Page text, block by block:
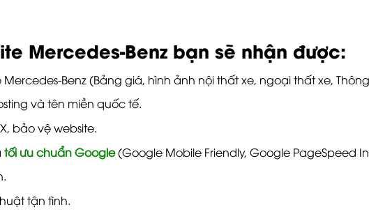
Mercedes-Benz bạn sẽ nhận được:
Benz (Bảng giá, hình ảnh nội thất xe, ngoại thất xe,
và tên miền quốc tế.
bảo vệ website.
tối ưu chuẩn Google(Google Mobile Friendly, Google PageSpeed
tận tình.